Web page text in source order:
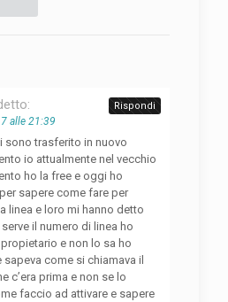
alle 21:39
sono trasferito in nuovo
io attualmente nel vecchio
ho la free e oggi ho
sapere come fare per
linea e loro mi hanno detto
il numero di linea ho
e non lo sa ho
come si chiamava il
c’era prima e non se lo
faccio ad attivare e sapere
Rispondi